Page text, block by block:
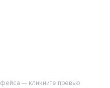
— кликните превью